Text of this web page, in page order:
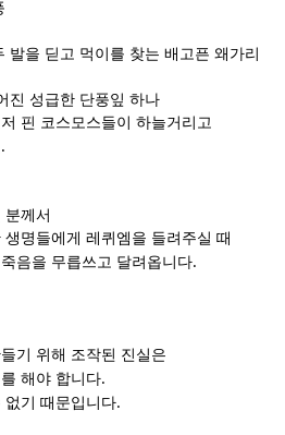
발을 딛고 먹이를 찾는 배고픈 왜가리
진 성급한 단풍잎 하나
핀 코스모스들이 하늘거리고
.
께서
명들에게 레퀴엠을 들려주실 때
음을 무릅쓰고 달려옵니다.
기 위해 조작된 진실은
해야 합니다.
없기 때문입니다.